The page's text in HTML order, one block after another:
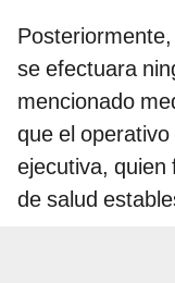
se efectuara
mencionado
que el
ejecutiva, quien
de salud